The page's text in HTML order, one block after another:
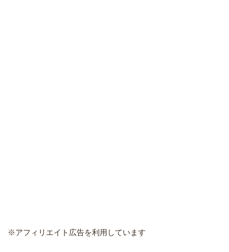
※アフィリエイト広告を利用しています